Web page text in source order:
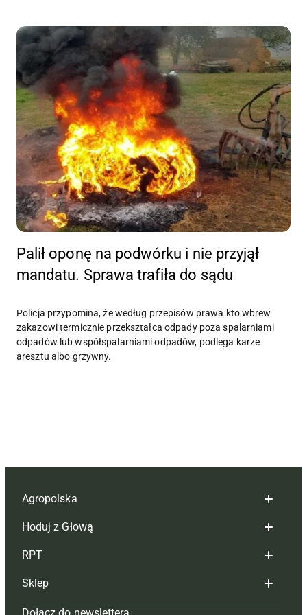
Palił oponę na podwórku i nie przyjął
mandatu. Sprawa trafiła do sądu
Policja przypomina, że według przepisów prawa kto wbrew
zakazowi termicznie przekształca odpady poza spalarniami
odpadów lub współspalarniami odpadów, podlega karze
aresztu albo grzywny.
Agropolska
Redakcja
Reklama
Tagi
Hoduj z Głową
Hoduj z głową bydło
Hoduj z głową świnie
RPT
Redakcja
Sklep